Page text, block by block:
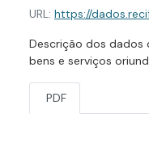
URL: https://dados.recife.pe.gov.br:443/dataset/e98a1225-a33f-486e-b3cc-
Descrição dos dados
bens e serviços
PDF